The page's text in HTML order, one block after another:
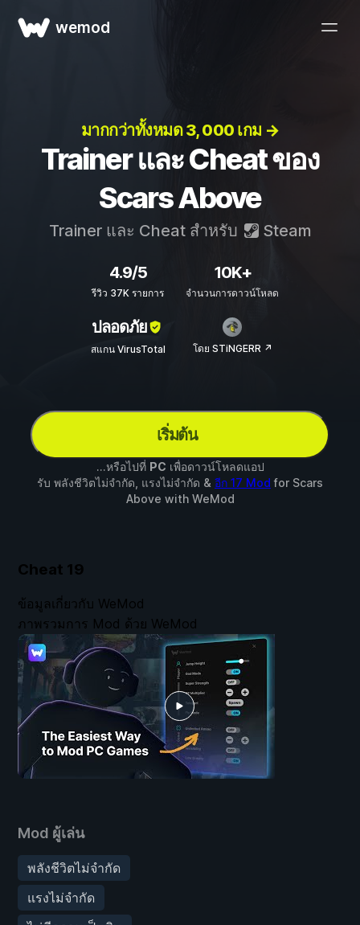
wemod
มากกว่าทั้งหมด 3, 000 เกม →
Trainer และ Cheat ของ
Scars Above
Trainer และ Cheat สำหรับ Steam
4.9/5
รีวิว 37K รายการ
10K+
จำนวนการดาวน์โหลด
ปลอดภัย
สแกน VirusTotal โดย STiNGERR ↗
เริ่มต้น
...หรือไปที่ PC เพื่อดาวน์โหลดแอป
รับ พลังชีวิตไม่จำกัด, แรงไม่จำกัด & อีก 17 Mod for Scars
Above with WeMod
Cheat 19
Mod ผู้เล่น
พลังชีวิตไม่จำกัด
แรงไม่จำกัด
ข้อมูลเกี่ยวกับ WeMod
ภาพรวมการ Mod ด้วย WeMod